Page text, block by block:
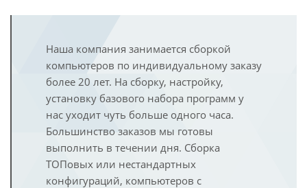
Наша компания занимается сборкой
компьютеров по индивидуальному заказу
более 20 лет. На сборку, настройку,
установку базового набора программ у
нас уходит чуть больше одного часа.
Большинство заказов мы готовы
выполнить в течении дня. Сборка
ТОПовых или нестандартных
конфигураций, компьютеров с